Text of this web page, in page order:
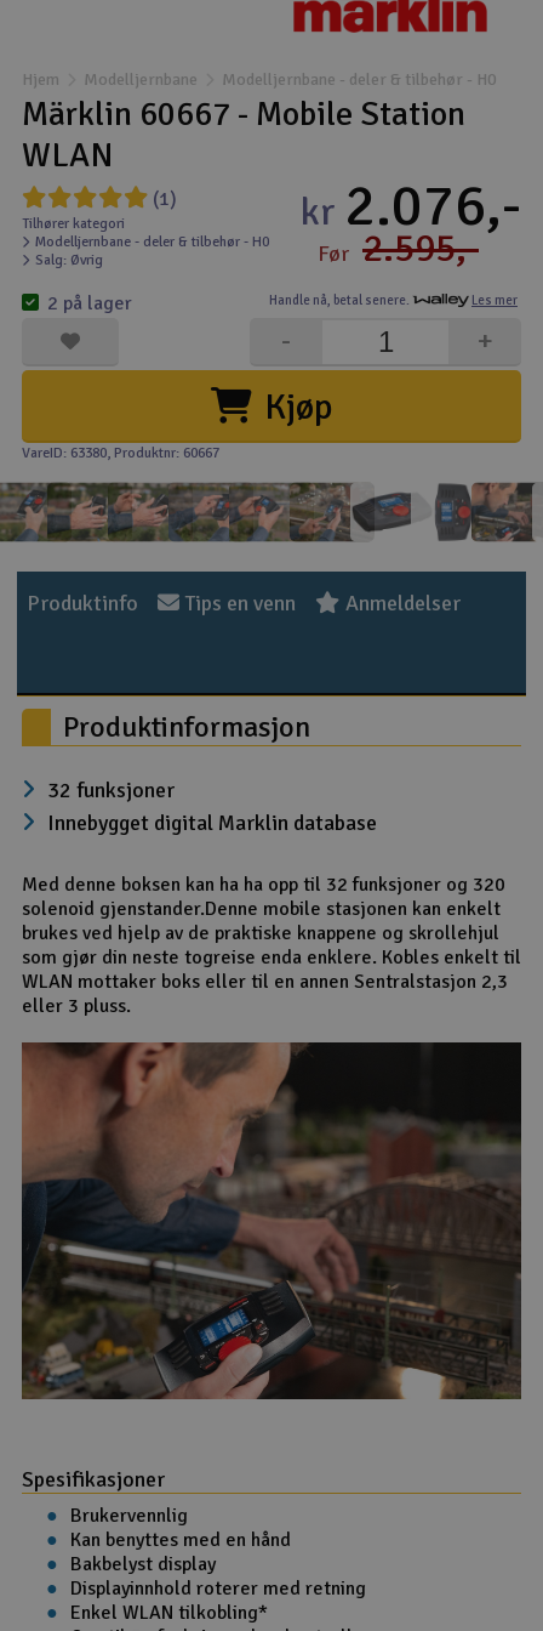
Droner
Kamerautstyr
Modellbygging, LEGO & byggesett
Motor & tilbehør
Outlet
Raketter
Solenergi
Sparkesykler & elkjøretøy
Verktøy, utstyr & tilbehør
Hjem Modelljernbane Modelljernbane - deler & tilbehør - H0
Märklin 60667 - Mobile Station
WLAN
(1)
Tilhører kategori
Modelljernbane - deler & tilbehør - H0
Salg: Øvrig
Handle nå, betal senere. Les mer
kr 2.076,-
Før 2.595,-
Kjøp
+
-
2 på lager
VareID: 63380, Produktnr: 60667
Produktinfo Tips en venn Anmeldelser
Produktinformasjon
32 funksjoner
Innebygget digital Marklin database
Med denne boksen kan ha ha opp til 32 funksjoner og 320
solenoid gjenstander.Denne mobile stasjonen kan enkelt
brukes ved hjelp av de praktiske knappene og skrollehjul
som gjør din neste togreise enda enklere. Kobles enkelt til
WLAN mottaker boks eller til en annen Sentralstasjon 2,3
eller 3 pluss.
Spesifikasjoner
Brukervennlig
Kan benyttes med en hånd
Bakbelyst display
Displayinnhold roterer med retning
Enkel WLAN tilkobling*